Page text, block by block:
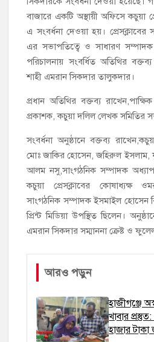
বাজারে একটি অস্থায়ী অফিসে কচুয়া
এ সংবর্ধনা দেওয়া হয়।
এর সভাপতিত্বে ও সাধারণ
পরিচালনায় সংবর্ধিত অতিথির
শাহী এমরান সিকদার তালুকদার।
প্রধান অতিথির বক্তব্য
প্রকাশক, কচুয়া দলিল লেখক সমিতির
সংবর্ধনা অনুষ্ঠানে বক্তব্য
মোঃ জাকির হোসেন, জহিরুল ইসলাম,
আলম নসু,সাংগঠনিক সম্পাদক
কচুয়া প্রেসক্লাবের কোষাধ্যক্ষ
সাংগঠনিক সম্পাদক ইসমাইল হোসেন
প্রিন্ট মিডিয়া উপস্থিত ছিলেন।
এমরান সিকদার সম্মাননা ক্রেষ্ট ও
আরও পড়ুন
হাজীগঞ্জে
খাবার
হাজার টাকা